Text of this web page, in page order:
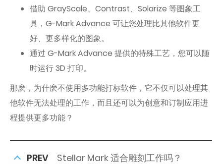
借助 GrayScale、Contrast、Solarize 等图象工
具，G-Mark Advance 可让您处理比其他软件更
好、更多样化的图象。
通过 G-Mark Advance 提供的特殊工艺，您可以随
时运行 3D 打印。
那麽，为什麽不使用多功能打标软件，它不仅可以处理其
他软件无法处理的工作，而且还可以为创意和订制应用进
程提供更多功能？
PREV Stellar Mark 适合雕刻工作吗？